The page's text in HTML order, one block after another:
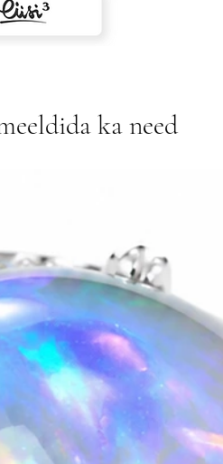
ka need